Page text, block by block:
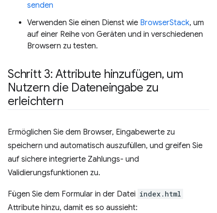
senden
Verwenden Sie einen Dienst wie BrowserStack, um
auf einer Reihe von Geräten und in verschiedenen
Browsern zu testen.
Schritt 3: Attribute hinzufügen, um
Nutzern die Dateneingabe zu
erleichtern
Ermöglichen Sie dem Browser, Eingabewerte zu
speichern und automatisch auszufüllen, und greifen Sie
auf sichere integrierte Zahlungs- und
Validierungsfunktionen zu.
Fügen Sie dem Formular in der Datei index.html
Attribute hinzu, damit es so aussieht: